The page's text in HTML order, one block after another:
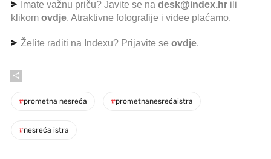
Imate važnu priču? Javite se na desk@index.hr ili
klikom ovdje. Atraktivne fotografije i videe plaćamo.
Želite raditi na Indexu? Prijavite se ovdje.
#prometna nesreća #prometnanesrećaistra
#nesreća istra